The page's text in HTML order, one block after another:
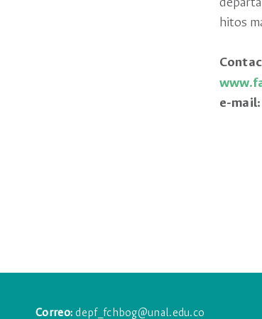
hitos
e-mail:
Correo:depf_fchbog@unal.edu.co